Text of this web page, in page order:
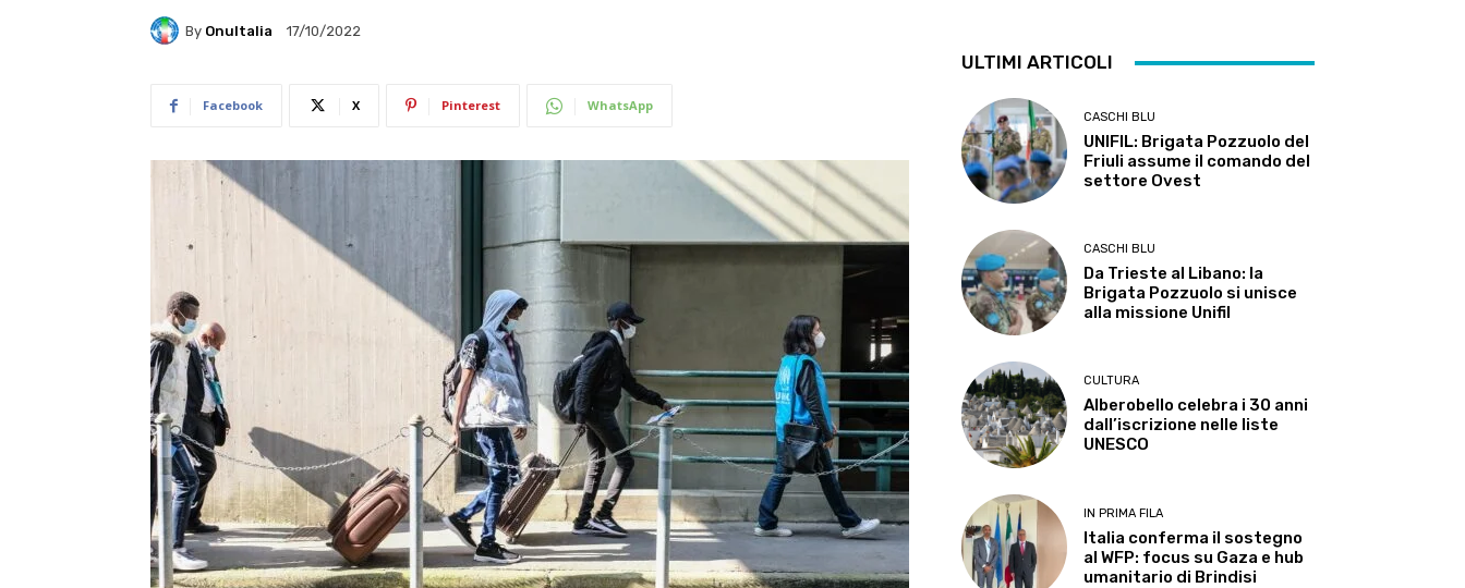
By OnuItalia 17/10/2022
Facebook X Pinterest WhatsApp
ULTIMI ARTICOLI
CASCHI BLU
UNIFIL: Brigata Pozzuolo del
Friuli assume il comando del
settore Ovest
CASCHI BLU
Da Trieste al Libano: la
Brigata Pozzuolo si unisce
alla missione Unifil
CULTURA
Alberobello celebra i 30 anni
dall’iscrizione nelle liste
UNESCO
IN PRIMA FILA
Italia conferma il sostegno
al WFP: focus su Gaza e hub
umanitario di Brindisi